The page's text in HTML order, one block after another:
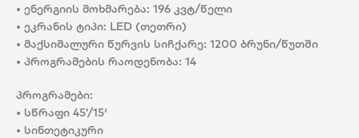
• ენერგიის მოხმარება: 196 კვტ/წელი
• ეკრანის ტიპი: LED (თეთრი)
• მაქსიმალური წურვის სიჩქარე: 1200 ბრუნი/წუთში
• პროგრამების რაოდენობა: 14
პროგრამები:
• სწრაფი 45’/15′
• სინთეტიკური